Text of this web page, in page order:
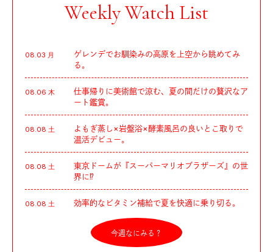
Weekly Watch List
08.03 月
ゲレンデでお馴染みの高原を上空から眺めてみ
る。
08.06 木
仕事帰りに美術館で涼む、夏の間だけの贅沢なア
ート鑑賞。
08.08 土
よもぎ蒸し×岩盤浴×酵素風呂の良いとこ取りで
温活デビュー。
08.08 土
東京ドームが『スーパーマリオブラザーズ』の世
界に⁉︎
08.08 土 効率的なビタミン補給で夏を快適に乗り切る。
今週なにみる？